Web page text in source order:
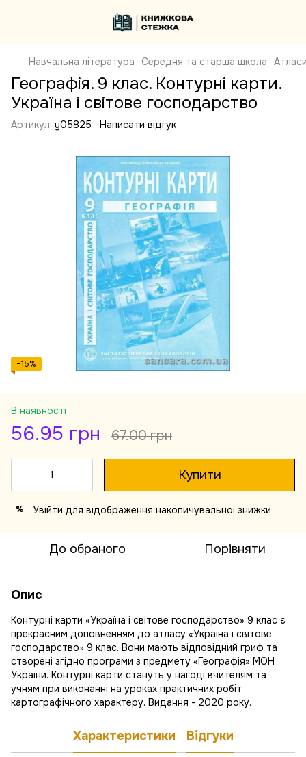
Навчальна література Середня та старша школа
Географія. 9 клас. Контурні карти.
Україна і світове господарство
Артикул: y05825 Написати відгук
−15%
В наявності
56.95 грн 67.00 грн
Купити
% Увійти для відображення накопичувальної знижки
До обраного Порівняти
Опис
Контурні карти «Україна і світове господарство» 9 клас є
прекрасним доповненням до атласу «Україна і світове
господарство» 9 клас. Вони мають відповідний гриф та
створені згідно програми з предмету «Географія» МОН
України. Контурні карти стануть у нагоді вчителям та
учням при виконанні на уроках практичних робіт
картографічного характеру. Видання - 2020 року.
Характеристики Відгуки